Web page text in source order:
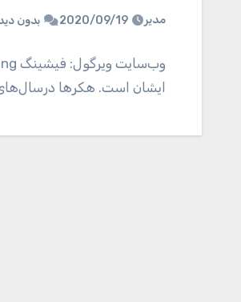
مدیر 2020/09/19 بدون
ایشان است. هکر‌ها